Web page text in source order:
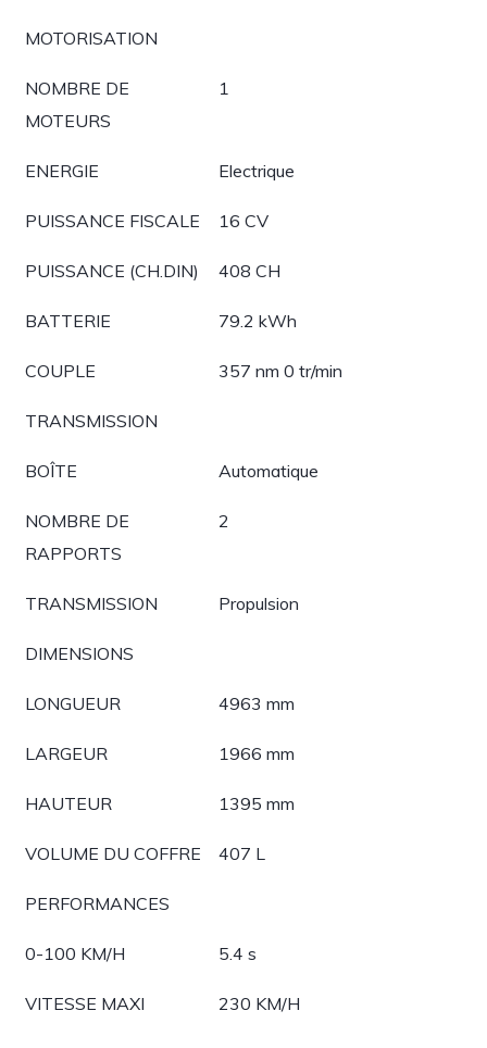
MOTORISATION
NOMBRE DE
MOTEURS
1
ENERGIE Electrique
PUISSANCE FISCALE 16 CV
PUISSANCE (CH.DIN) 408 CH
BATTERIE 79.2 kWh
COUPLE 357 nm 0 tr/min
TRANSMISSION
BOÎTE Automatique
NOMBRE DE
RAPPORTS
2
TRANSMISSION Propulsion
DIMENSIONS
LONGUEUR 4963 mm
LARGEUR 1966 mm
HAUTEUR 1395 mm
VOLUME DU COFFRE 407 L
PERFORMANCES
0-100 KM/H 5.4 s
VITESSE MAXI 230 KM/H